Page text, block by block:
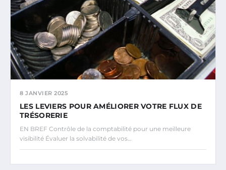
8 JANVIER 2025
LES LEVIERS POUR AMÉLIORER VOTRE FLUX DE
TRÉSORERIE
EN BREF Contrôle de la comptabilité pour une meilleure
visibilité Évaluer la solvabilité de vos…